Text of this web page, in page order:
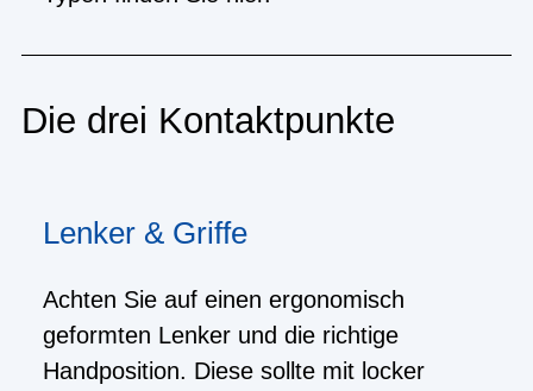
Die drei Kontaktpunkte
Lenker & Griffe
Achten Sie auf einen ergonomisch
geformten Lenker und die richtige
Handposition. Diese sollte mit locker